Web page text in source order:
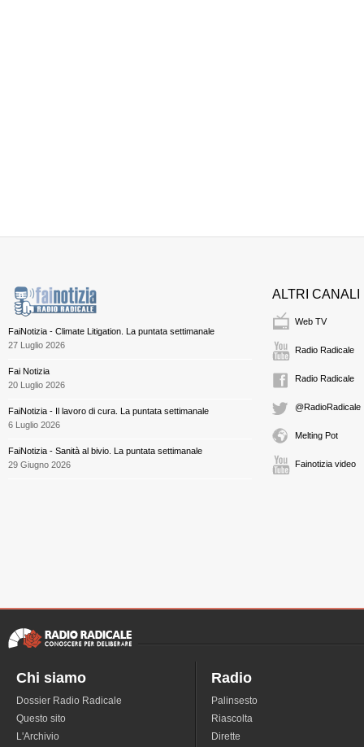
FaiNotizia - Climate Litigation. La puntata settimanale
27 Luglio 2026
Fai Notizia
20 Luglio 2026
FaiNotizia - Il lavoro di cura. La puntata settimanale
6 Luglio 2026
FaiNotizia - Sanità al bivio. La puntata settimanale
29 Giugno 2026
ALTRI CANALI
Web TV
Radio Radicale
Radio Radicale
@RadioRadicale
Melting Pot
Fainotizia video
Chi siamo
Dossier Radio Radicale
Questo sito
L'Archivio
Radio
Palinsesto
Riascolta
Dirette